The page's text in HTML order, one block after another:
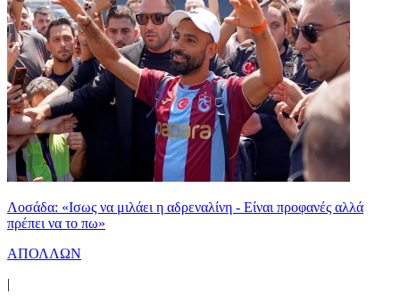
Λοσάδα: «Ισως να μιλάει η αδρεναλίνη - Είναι προφανές αλλά
πρέπει να το πω»
ΑΠΟΛΛΩΝ
|